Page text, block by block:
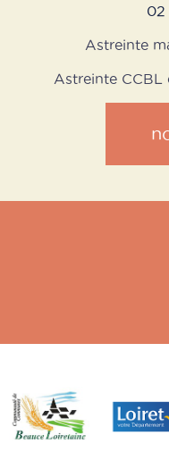
02
Astreinte
Astreinte CCBL